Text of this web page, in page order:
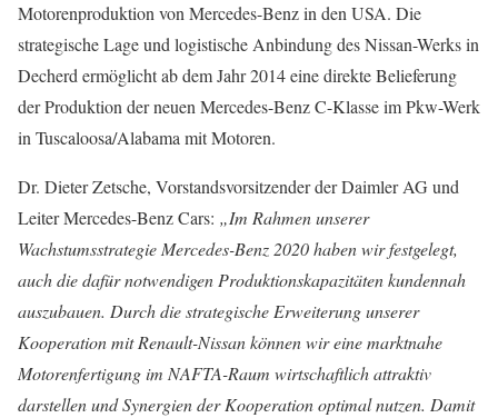
Motorenproduktion von Mercedes-Benz in den USA. Die
strategische Lage und logistische Anbindung des Nissan-Werks in
Decherd ermöglicht ab dem Jahr 2014 eine direkte Belieferung
der Produktion der neuen Mercedes-Benz C-Klasse im Pkw-Werk
in Tuscaloosa/Alabama mit Motoren.
Dr. Dieter Zetsche, Vorstandsvorsitzender der Daimler AG und
Leiter Mercedes-Benz Cars: „Im Rahmen unserer
Wachstumsstrategie Mercedes-Benz 2020 haben wir festgelegt,
auch die dafür notwendigen Produktionskapazitäten kundennah
auszubauen. Durch die strategische Erweiterung unserer
Kooperation mit Renault-Nissan können wir eine marktnahe
Motorenfertigung im NAFTA-Raum wirtschaftlich attraktiv
darstellen und Synergien der Kooperation optimal nutzen. Damit